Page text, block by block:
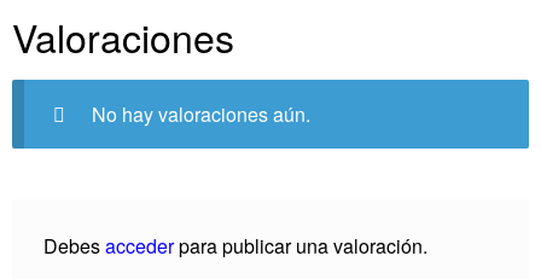
Valoraciones
No hay valoraciones aún.
Debesaccederpara publicar una valoración.